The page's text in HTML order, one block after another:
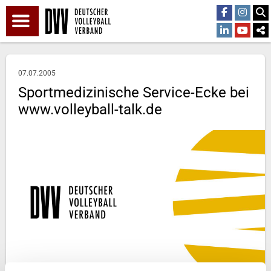
07.07.2005
Sportmedizinische Service-Ecke bei
www.volleyball-talk.de